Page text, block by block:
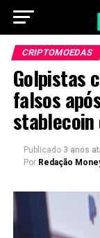
CRIPTOMOEDAS
Golpistas
falsos
stablecoin
Publicado 3 anos
Por Redação